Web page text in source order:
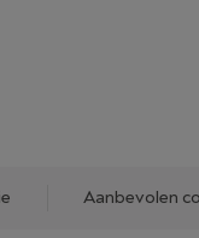
Aanbevolen